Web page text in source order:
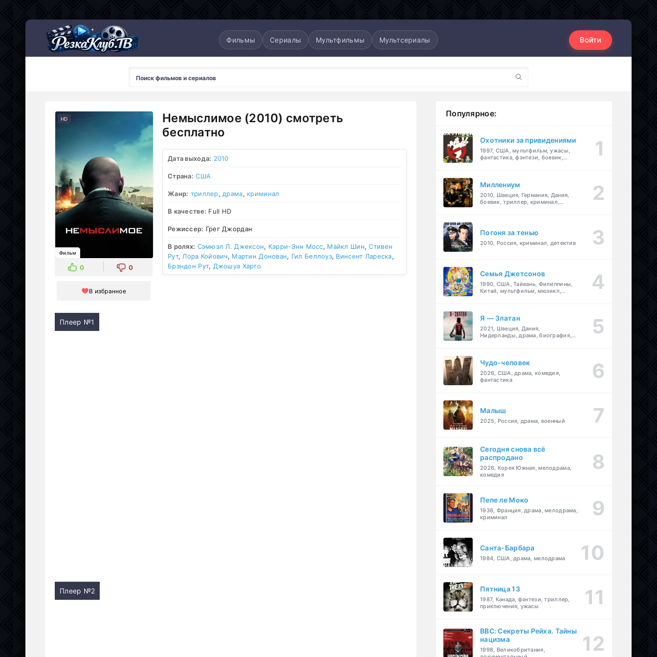
Фильмы Сериалы Мультфильмы Мультсериалы Войти
HD
Фильм
0 0
В избранное
Немыслимое (2010) смотреть
бесплатно
Дата выхода: 2010
Страна: США
Жанр: триллер, драма, криминал
В качестве: Full HD
Режиссер: Грег Джордан
В ролях: Сэмюэл Л. Джексон, Кэрри-Энн Мосс, Майкл Шин,Стивен
Рут, Лора Койович, Мартин Донован, Гил Беллоуз, Винсент Лареска,
Брэндон Рут, Джошуа Харто
Плеер №1
Плеер №2
Популярное:
Охотники за привидениями
1997, США, мультфильм, ужасы,
фантастика, фэнтези, боевик,
Миллениум
2010, Швеция, Германия, Дания,
боевик, триллер, криминал,
Погоня за тенью
2010, Россия, криминал, детектив
Семья Джетсонов
1990, США, Тайвань, Филиппины,
Китай, мультфильм, мюзикл,
Я — Златан
2021, Швеция, Дания,
Нидерланды, драма, биография,
Чудо-человек
2026, США, драма, комедия,
фантастика
Малыш
2025, Россия, драма, военный
Сегодня снова всё
распродано
2026, Корея Южная, мелодрама,
комедия
Пепе ле Моко
1936, Франция, драма, мелодрама,
криминал
Санта-Барбара
1984, США, драма, мелодрама
Пятница 13
1987, Канада, фэнтези, триллер,
приключения, ужасы
BBC: Секреты Рейха. Тайны
нацизма
1998, Великобритания,
Мультсериалы